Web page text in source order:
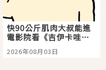
快90公斤肌肉大叔能進
電影院看《吉伊卡哇》
嗎？日本重金屬樂團
「打首」會長與nagano
2026年08月03日